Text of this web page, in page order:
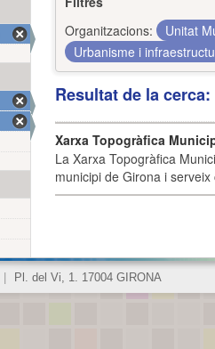
Organitzacions:
Unitat
Urbanisme i
Resultat de la
Xarxa Topogràfica
La Xarxa Topogràfica
municipi de Girona i
Pl. del Vi, 1. 17004 GIRONA